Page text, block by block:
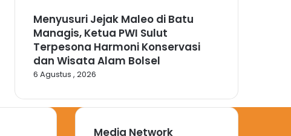
Menyusuri Jejak Maleo di Batu
Managis, Ketua PWI Sulut
Terpesona Harmoni Konservasi
dan Wisata Alam Bolsel
6 Agustus , 2026
Media Network